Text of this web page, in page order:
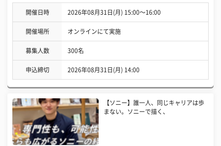
開催日時 2026年08月31日(月) 15:00〜16:00
開催場所 オンラインにて実施
募集人数 300名
申込締切 2026年08月31日(月) 14:00
【ソニー】誰一人、同じキャリアは歩
まない。ソニーで描く、